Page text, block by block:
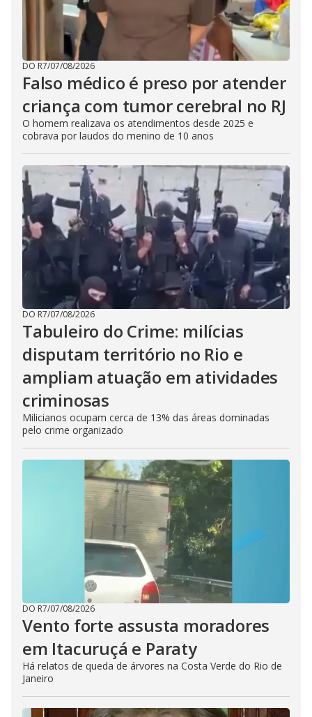
DO R7/07/08/2026
Falso médico é preso por atender
criança com tumor cerebral no RJ
O homem realizava os atendimentos desde 2025 e
cobrava por laudos do menino de 10 anos
DO R7/07/08/2026
Tabuleiro do Crime: milícias
disputam território no Rio e
ampliam atuação em atividades
criminosas
Milicianos ocupam cerca de 13% das áreas dominadas
pelo crime organizado
DO R7/07/08/2026
Vento forte assusta moradores
em Itacuruçá e Paraty
Há relatos de queda de árvores na Costa Verde do Rio de
Janeiro